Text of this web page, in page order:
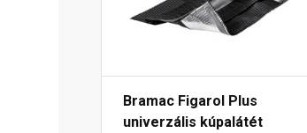
Bramac Figarol Plus
univerzális kúpalátét